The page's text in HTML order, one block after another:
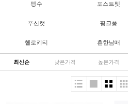
펭수 포스트펫
푸신캣 핑크퐁
헬로키티 흔한남매
최신순 낮은가격 높은가격